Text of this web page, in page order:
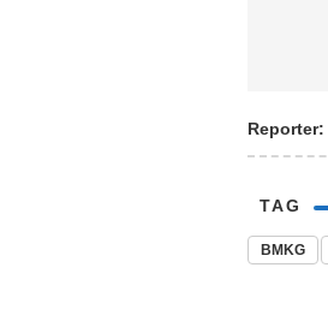
Reporter:
TAG
BMKG